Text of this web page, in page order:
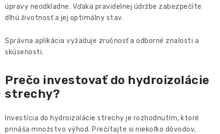
úpravy neodkladne. Vďaka pravidelnej údržbe zabezpečíte
dlhú životnosť a jej optimálny stav.
Správna aplikácia vyžaduje zručnosť a odborné znalosti a
skúsenosti.
Prečo investovať do hydroizolácie
strechy?
Investícia do hydroizolácie strechy je rozhodnutím, ktoré
prináša množstvo výhod. Prečítajte si niekoľko dôvodov,